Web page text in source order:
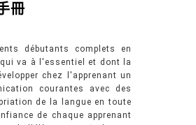
冊
débutants complets en
va à l'essentiel et dont la
chez l'apprenant un
courantes avec des
de la langue en toute
de chaque apprenant